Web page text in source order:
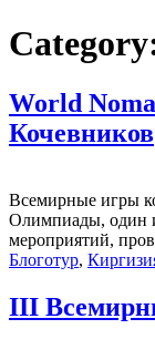
World
Кочевников
Всемирные игры
Олимпиады, один
мероприятий,
Блоготур,
III